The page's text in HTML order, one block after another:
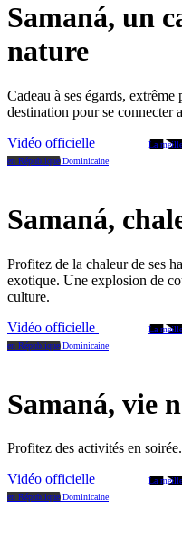
Samaná, un
nature
Cadeau à ses égards,
destination pour se connecter
Vidéo officielle
La
en République Dominicaine
Samaná,
Profitez de la chaleur de ses
exotique. Une explosion de
culture.
Vidéo officielle
La
en République Dominicaine
Samaná, vie
Profitez des activités en
Vidéo officielle
La
en République Dominicaine